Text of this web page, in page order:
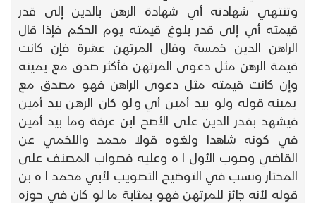
وتنتهي شهادته أي شهادة الرهن بالدين إلى قدر
قيمته أي إلى قدر بلوغ قيمته يوم الحكم فإذا قال
الراهن الدين خمسة وقال المرتهن عشرة فإن كانت
قيمة الرهن مثل دعوى المرتهن فأكثر صدق مع يمينه
وإن كانت قيمته مثل دعوى الراهن فهو مصدق مع
يمينه قوله ولو بيد أمين أي ولو كان الرهن بيد أمين
فيشهد بقدر الدين على الأصح ابن عرفة وما بيد أمين
في كونه شاهدا ولغوه قولا محمد واللخمي عن
القاضي وصوب الأول ا ه وعليه فصواب المصنف على
المختار ونسب في التوضيح التصويب لأبي محمد ا ه بن
قوله لأنه جائز للمرتهن فهو بمثابة ما لو كان في حوزه